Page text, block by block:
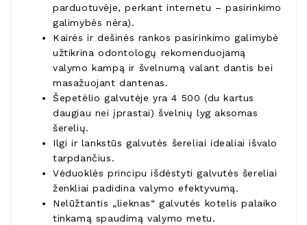
parduotuvėje, perkant internetu – pasirinkimo
galimybės nėra).
Kairės ir dešinės rankos pasirinkimo galimybė
užtikrina odontologų rekomenduojamą
valymo kampą ir švelnumą valant dantis bei
masažuojant dantenas.
Šepetėlio galvutėje yra 4 500 (du kartus
daugiau nei įprastai) švelnių lyg aksomas
šerelių.
Ilgi ir lankstūs galvutės šereliai idealiai išvalo
tarpdančius.
Vėduoklės principu išdėstyti galvutės šereliai
ženkliai padidina valymo efektyvumą.
Nelūžtantis „lieknas“ galvutės kotelis palaiko
tinkamą spaudimą valymo metu.